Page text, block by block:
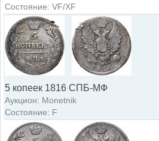
Состояние: VF/XF
5 копеек 1816 СПБ-МФ
Аукцион: Monetnik
Состояние: F